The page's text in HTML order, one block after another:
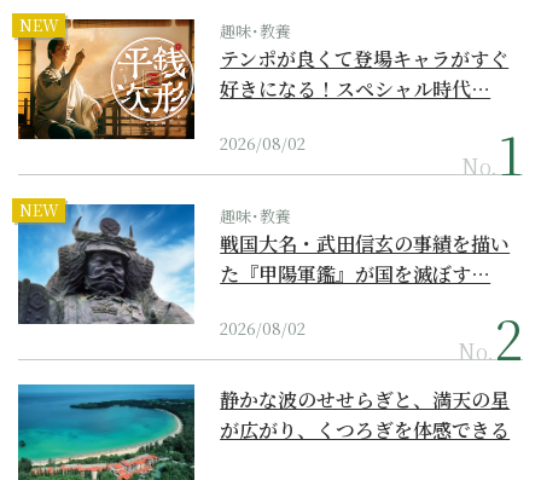
NEW 趣味･教養
テンポが良くて登場キャラがすぐ
好きになる！スペシャル時代…
2026/08/02
No.
NEW 趣味･教養
戦国大名・武田信玄の事績を描い
た『甲陽軍鑑』が国を滅ぼす…
2026/08/02
No.
静かな波のせせらぎと、満天の星
が広がり、くつろぎを体感できる